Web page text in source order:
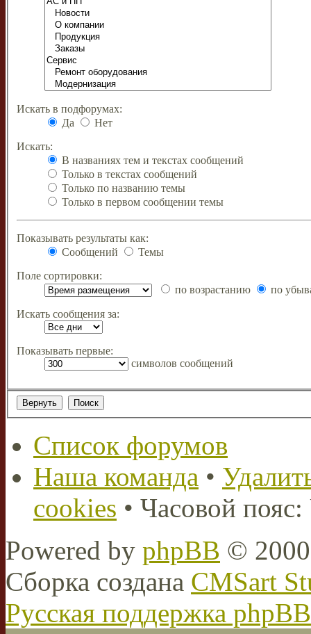
Искать в подфорумах:
Да
Нет
Искать:
В названиях тем и текстах сообщений
Только в текстах сообщений
Только по названию темы
Только в первом сообщении темы
Показывать результаты как:
Сообщений
Темы
Поле сортировки:
по возрастанию
по
Искать сообщения за:
Показывать первые:
символов сообщений
Список форумов
Наша команда •
cookies • Часовой
Powered by phpBB ©
Сборка создана CMSart
Русская поддержка phpBB